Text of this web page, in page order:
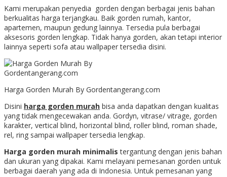
Kami merupakan penyedia gorden dengan berbagai jenis bahan
berkualitas harga terjangkau. Baik gorden rumah, kantor,
apartemen, maupun gedung lainnya. Tersedia pula berbagai
aksesoris gorden lengkap. Tidak hanya gorden, akan tetapi interior
lainnya seperti sofa atau wallpaper tersedia disini.
Harga Gorden Murah By Gordentangerang.com
Disini harga gorden murah bisa anda dapatkan dengan kualitas
yang tidak mengecewakan anda. Gordyn, vitrase/ vitrage, gorden
karakter, vertical blind, horizontal blind, roller blind, roman shade,
rel, ring sampai wallpaper tersedia lengkap.
Harga gorden murah minimalis tergantung dengan jenis bahan
dan ukuran yang dipakai. Kami melayani pemesanan gorden untuk
berbagai daerah yang ada di Indonesia. Untuk pemesanan yang